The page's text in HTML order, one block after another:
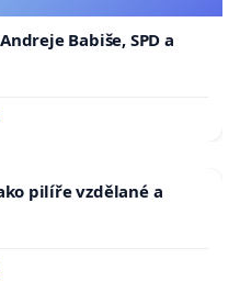
Babiše, SPD a
pilíře vzdělané a